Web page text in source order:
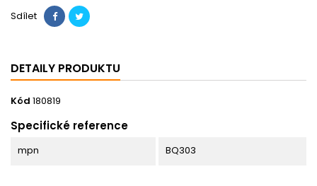
Sdílet
DETAILY PRODUKTU
Kód 180819
Specifické reference
mpn BQ303